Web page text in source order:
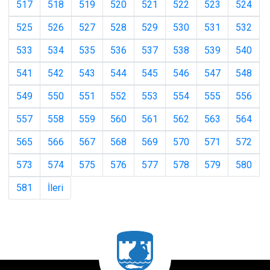
517 518 519 520 521 522 523
524
525
526 527 528 529 530 531
532
533
534 535 536 537 538 539
540
541
542 543 544 545 546 547
548
549
550 551 552 553 554 555
556
557
558 559 560 561 562 563
564
565
566 567 568 569 570 571
572
573
574 575 576 577 578 579
580
581
İleri